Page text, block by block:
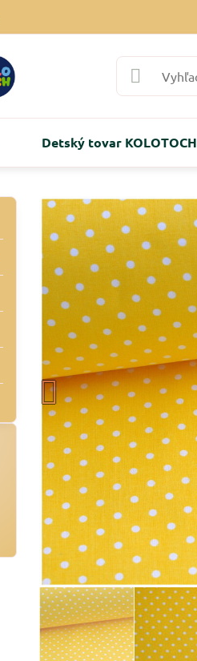
Detský tovar KOLOTOCH